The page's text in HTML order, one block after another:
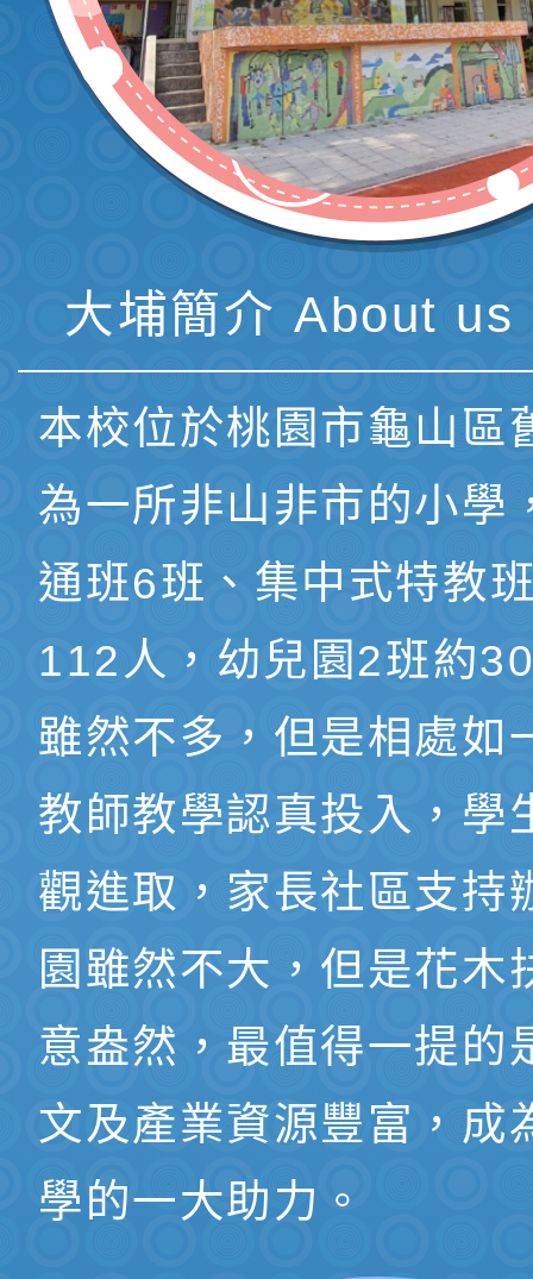
大埔簡介 About us
本校位於桃園市龜山區
為一所非山非市的小學
通班6班、集中式特教
112人，幼兒園2班約
雖然不多，但是相處如
教師教學認真投入，學
觀進取，家長社區支持
園雖然不大，但是花木
意盎然，最值得一提的
文及產業資源豐富，成
學的一大助力。